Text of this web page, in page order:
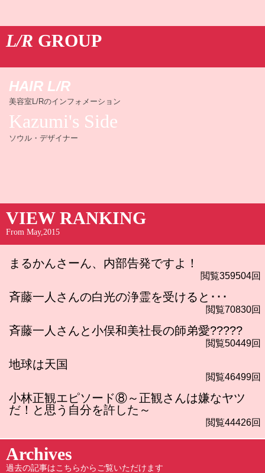
L/R GROUP
HAIR L/R
美容室L/Rのインフォメーション
Kazumi's Side
ソウル・デザイナー
VIEW RANKING
From May,2015
まるかんさーん、内部告発ですよ！
閲覧359504回
斉藤一人さんの白光の浄霊を受けると･･･
閲覧70830回
斉藤一人さんと小俣和美社長の師弟愛?????
閲覧50449回
地球は天国
閲覧46499回
小林正観エピソード⑧～正観さんは嫌なヤツ
だ！と思う自分を許した～
閲覧44426回
Archives
過去の記事はこちらからご覧いただけます